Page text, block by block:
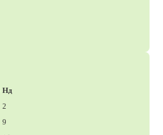
Нд
2
9